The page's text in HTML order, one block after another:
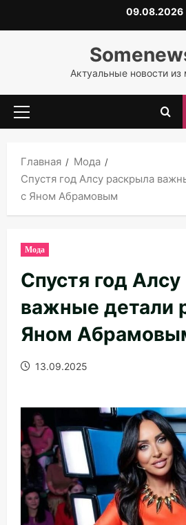
к
09.08.2026
Актуальные новости из
Основное
Главная
Мода
Спустя год Алсу раскрыла
с Яном Абрамовым
Мода
Спустя год
важные детали
Яном
13.09.2025